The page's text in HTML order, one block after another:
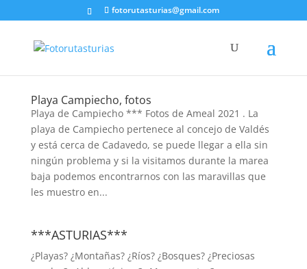
fotorutasturias@gmail.com
Playa Campiecho, fotos
Playa de Campiecho *** Fotos de Ameal 2021 . La
playa de Campiecho pertenece al concejo de Valdés
y está cerca de Cadavedo, se puede llegar a ella sin
ningún problema y si la visitamos durante la marea
baja podemos encontrarnos con las maravillas que
les muestro en...
***ASTURIAS***
¿Playas? ¿Montañas? ¿Ríos? ¿Bosques? ¿Preciosas